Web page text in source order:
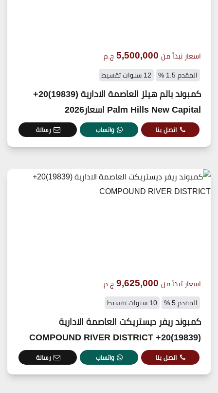
اسعار تبدأ من 5,500,000 ج.م
المقدم 1.5 % 12 سنوات تقسيط
كمبوند بالم هيلز العاصمة الادارية (19839)20+
Palm Hills New Capital اسعار2026
اتصل بنا واتساب رسالة
اسعار تبدأ من 9,625,000 ج.م
المقدم 5 % 10 سنوات تقسيط
كمبوند ريفر ديستريكت العاصمة الادارية
(19839)20+ COMPOUND RIVER DISTRICT
اتصل بنا واتساب رسالة